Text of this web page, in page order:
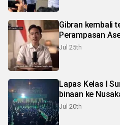
Gibran kembali
Perampasan
Jul 25th
Lapas Kelas I
binaan ke
Jul 20th